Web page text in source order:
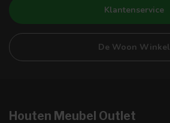
Klantenservice
De Woon Winkel
Houten Meubel Outlet